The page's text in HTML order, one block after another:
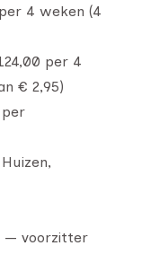
4 weken (4
per 4
€ 2,95)
— voorzitter